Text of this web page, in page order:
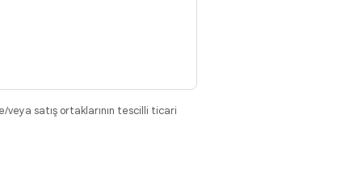
veya satış ortaklarının tescilli ticari